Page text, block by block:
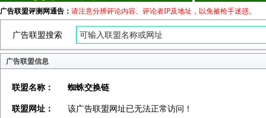
广告联盟评测网通告： 请注意分辨评论内容、评论者IP及地址，以免被枪手迷惑。
广告联盟搜索
广告联盟信息
联盟名称：
蜘蛛交换链
联盟网址：
该广告联盟网址已无法正常访问！